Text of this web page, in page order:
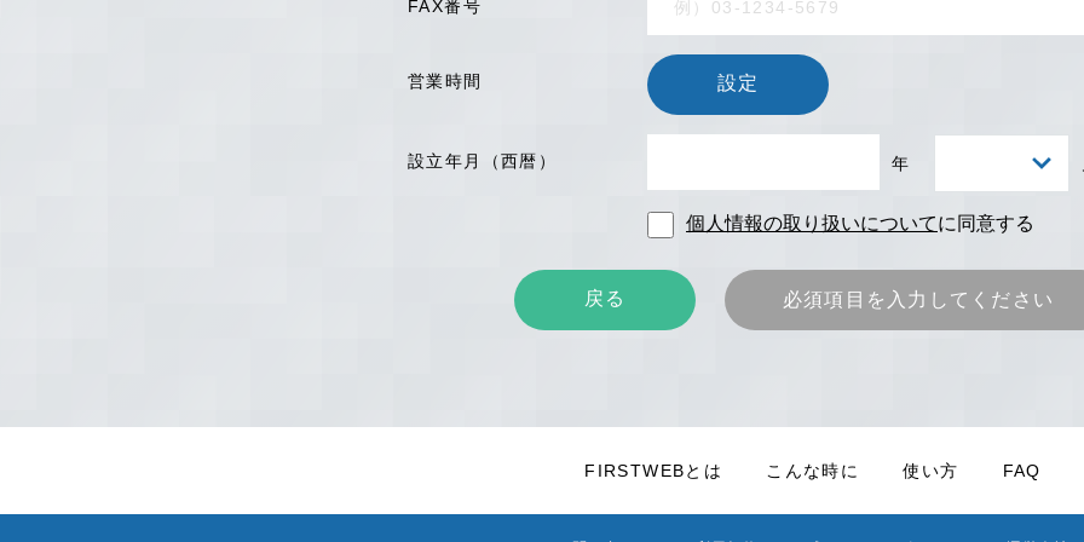
FAX番号
営業時間 設定
設立年月（西暦） 年
個人情報の取り扱いについてに同意する
戻る 必須項目を入力してください
FIRSTWEBとは こんな時に 使い方 FAQ